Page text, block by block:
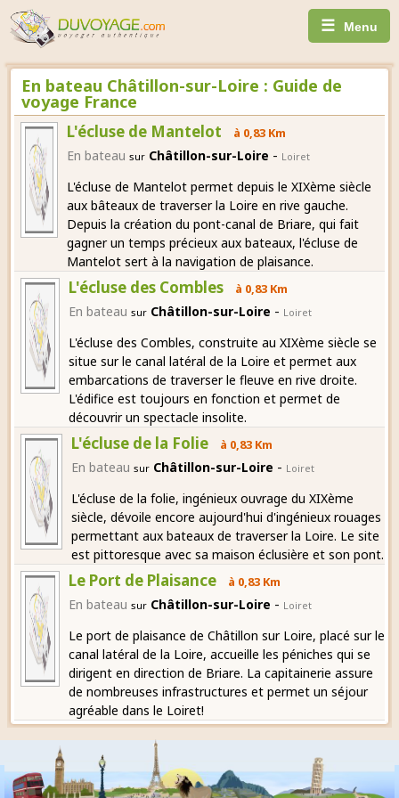
☰ Menu
En bateau Châtillon-sur-Loire : Guide de
voyage France
L'écluse de Mantelot à 0,83 Km
En bateau sur Châtillon-sur-Loire - Loiret
L'écluse de Mantelot permet depuis le XIXème siècle
aux bâteaux de traverser la Loire en rive gauche.
Depuis la création du pont-canal de Briare, qui fait
gagner un temps précieux aux bateaux, l'écluse de
Mantelot sert à la navigation de plaisance.
L'écluse des Combles à 0,83 Km
En bateau sur Châtillon-sur-Loire - Loiret
L'écluse des Combles, construite au XIXème siècle se
situe sur le canal latéral de la Loire et permet aux
embarcations de traverser le fleuve en rive droite.
L'édifice est toujours en fonction et permet de
découvrir un spectacle insolite.
L'écluse de la Folie à 0,83 Km
En bateau sur Châtillon-sur-Loire - Loiret
L'écluse de la folie, ingénieux ouvrage du XIXème
siècle, dévoile encore aujourd'hui d'ingénieux rouages
permettant aux bateaux de traverser la Loire. Le site
est pittoresque avec sa maison éclusière et son pont.
Le Port de Plaisance à 0,83 Km
En bateau sur Châtillon-sur-Loire - Loiret
Le port de plaisance de Châtillon sur Loire, placé sur le
canal latéral de la Loire, accueille les péniches qui se
dirigent en direction de Briare. La capitainerie assure
de nombreuses infrastructures et permet un séjour
agréable dans le Loiret!